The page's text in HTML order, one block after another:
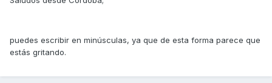
puedes escribir en minúsculas, ya que de esta forma parece que
estás gritando.